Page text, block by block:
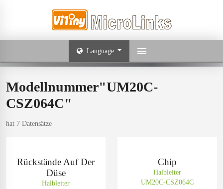
Language
Modellnummer"UM20C-
CSZ064C"
hat 7 Datensätze
Rückstände Auf Der
Düse
Halbleiter
Chip
Halbleiter
UM20C-CSZ064C